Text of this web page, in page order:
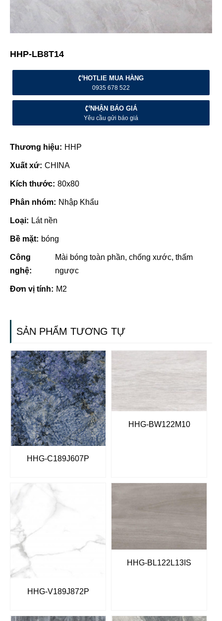
HHP-LB8T14
HOTLIE MUA HÀNG
0935 678 522
NHẬN BÁO GIÁ
Yêu cầu gửi báo giá
Thương hiệu: HHP
Xuất xứ: CHINA
Kích thước: 80x80
Phân nhóm: Nhập Khẩu
Loại: Lát nền
Bề mặt: bóng
Công
nghệ:
Mài bóng toàn phần, chống xước, thấm
ngược
Đơn vị tính: M2
SẢN PHẨM TƯƠNG TỰ
HHG-C189J607P
HHG-BW122M10
HHG-V189J872P
HHG-BL122L13IS